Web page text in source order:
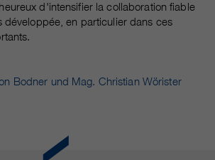
d'intensifier la collaboration fiable
développée, en particulier dans ces
Bodner und Mag. Christian Wörister